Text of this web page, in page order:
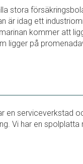
stora
är idag ett
kommer att
ligger på
en serviceverkstad
Vi har en